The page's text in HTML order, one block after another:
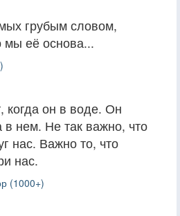
грубым словом,
её основа...
когда он в воде. Он
в нем. Не так важно, что
нас. Важно то, что
нас.
(1000+)